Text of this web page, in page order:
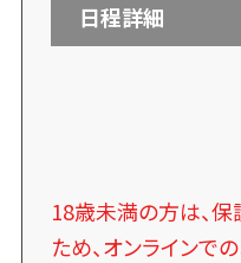
日程詳細
18歳未満の方は、
ため、オンラインで